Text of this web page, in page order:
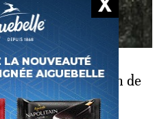
fait la promotion de
à l'ONU